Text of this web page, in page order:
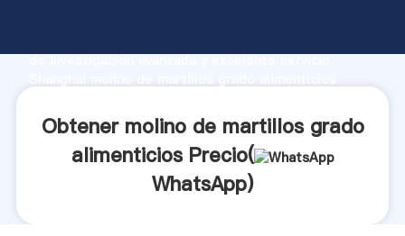
de investigación avanzada y excelente servicio,
clientes.
Obtener molino de martillos grado
alimenticios Precio(
WhatsApp)